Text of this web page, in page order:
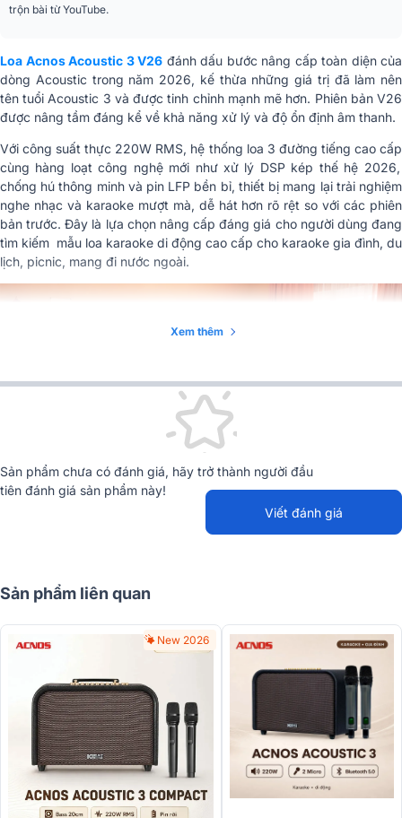
Cổng kết nối
Kích thước loa (Rộng x
Cao x Sâu)
500 x 355 x 260 mm (Rộng x Cao
x Sâu)
Kích thước thùng
carton (Rộng x Cao x
Sâu)
553 x 448 x 313 mm
Cân nặng 19.9 Kg
Phụ kiện tiêu chuẩn
kèm theo máy
2 Micro nhôm cao cấp không dây
UHF (kèm 4 pin AA), Dây nguồn
AC, Phiếu bảo hành, Sách hướng
dẫn sử dụng
Nhập khẩu & Phân
Công ty Cổ phần Truyền Thông
trộn bài từ YouTube.
Loa Acnos Acoustic 3 V26 đánh dấu bước nâng cấp toàn diện của
dòng Acoustic trong năm 2026, kế thừa những giá trị đã làm nên
tên tuổi Acoustic 3 và được tinh chỉnh mạnh mẽ hơn. Phiên bản V26
được nâng tầm đáng kể về khả năng xử lý và độ ổn định âm thanh.
Vớicông suất thực 220W RMS, hệ thống loa 3 đường tiếng cao cấp
cùng hàng loạt công nghệ mới như xử lý DSP kép thế hệ 2026,
chống hú thông minh và pin LFP bền bỉ, thiết bị mang lại trải nghiệm
nghe nhạc và karaoke mượt mà, dễ hát hơn rõ rệt so với các phiên
bản trước. Đây là lựa chọn nâng cấp đáng giá cho người dùng đang
tìm kiếm mẫu loa karaoke di động cao cấp cho karaoke gia đình, du
lịch, picnic, mang đi nước ngoài.
Xem thêm
Sản phẩm chưa có đánh giá, hãy trở thành người đầu
tiên đánh giá sản phẩm này!
Viết đánh giá
Sản phẩm liên quan
New 2026